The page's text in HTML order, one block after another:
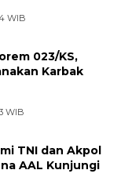
WIB
023/KS,
Karbak
WIB
TNI dan Akpol
AAL Kunjungi